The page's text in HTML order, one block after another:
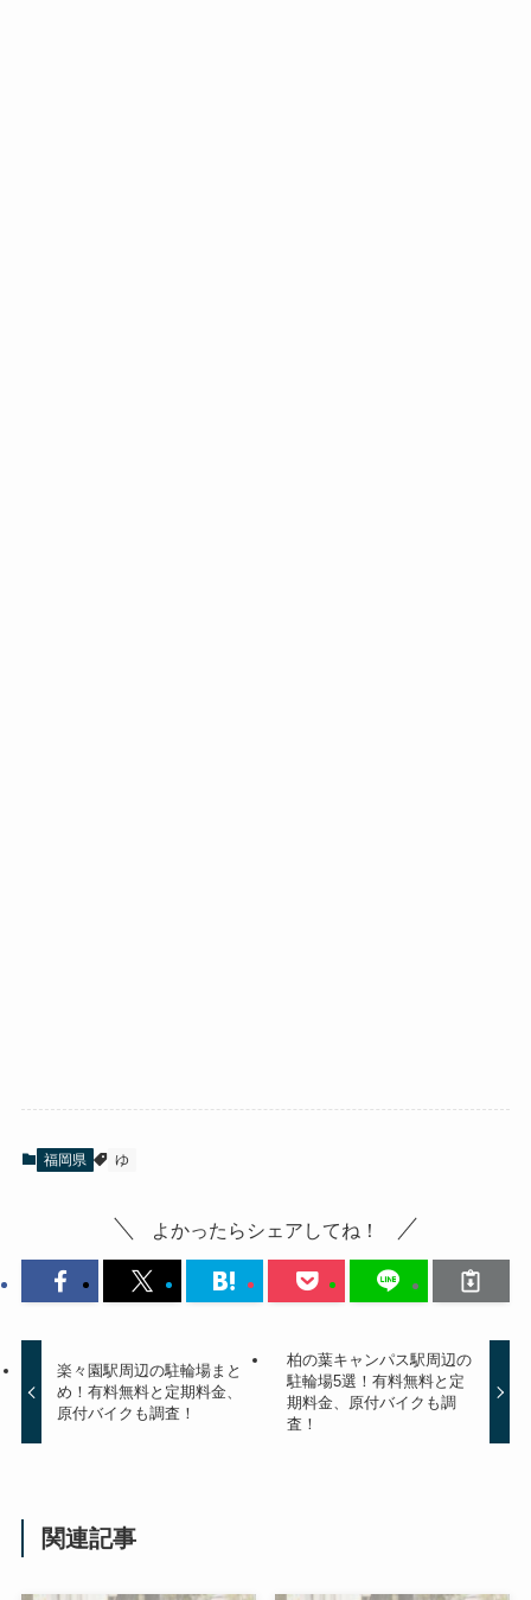
福岡県 ゆ
よかったらシェアしてね！
楽々園駅周辺の駐輪場まと
め！有料無料と定期料金、
原付バイクも調査！
柏の葉キャンパス駅周辺の
駐輪場5選！有料無料と定
期料金、原付バイクも調
査！
関連記事